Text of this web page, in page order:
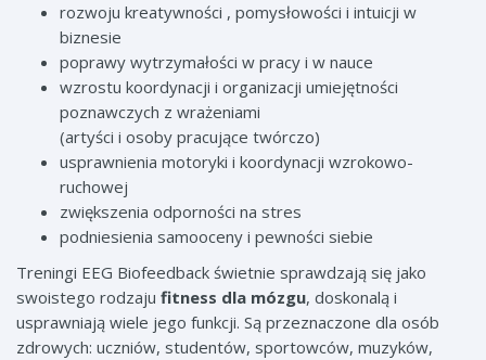
rozwoju kreatywności , pomysłowości i intuicji w
biznesie
poprawy wytrzymałości w pracy i w nauce
wzrostu koordynacji i organizacji umiejętności
poznawczych z wrażeniami
(artyści i osoby pracujące twórczo)
usprawnienia motoryki i koordynacji wzrokowo-
ruchowej
zwiększenia odporności na stres
podniesienia samooceny i pewności siebie
Treningi EEG Biofeedback świetnie sprawdzają się jako
swoistego rodzaju fitness dla mózgu, doskonalą i
usprawniają wiele jego funkcji. Są przeznaczone dla osób
zdrowych: uczniów, studentów, sportowców, muzyków,